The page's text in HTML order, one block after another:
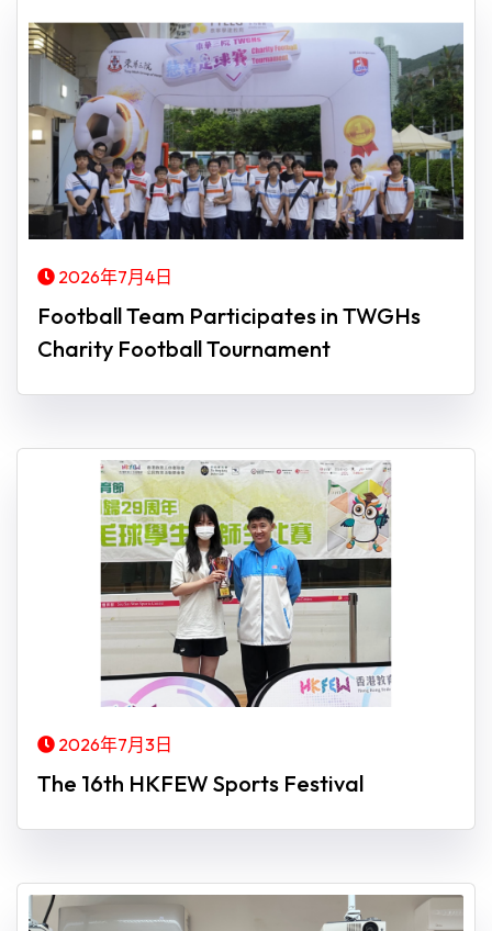
2026年7月4日
Football Team Participates in TWGHs
Charity Football Tournament
2026年7月3日
The 16th HKFEW Sports Festival